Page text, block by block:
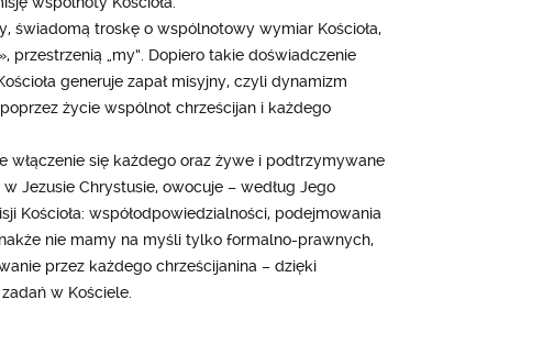
świadomą troskę o wspólnotowy wymiar Kościoła,
„my”. Dopiero takie doświadczenie
generuje zapał misyjny, czyli dynamizm
życie wspólnot chrześcijan i każdego
włączenie się każdego oraz żywe i podtrzymywane
Jezusie Chrystusie, owocuje – według Jego
Kościoła: współodpowiedzialności, podejmowania
nie mamy na myśli tylko formalno-prawnych,
przez każdego chrześcijanina – dzięki
w Kościele.